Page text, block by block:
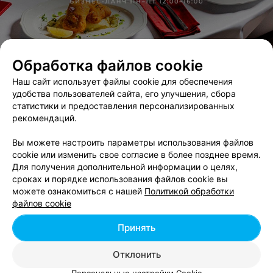
ЭФФЕКТИВНАЯ РЕКЛАМА НА САЙТЕ
ПЕКАРНЯ
Плюшки
Минск, ул. Скрыганова, 2
Добавить специалиста
Обработка файлов cookie
Наш сайт использует файлы cookie для обеспечения
удобства пользователей сайта, его улучшения, сбора
статистики и предоставления персонализированных
рекомендаций.
Вы можете настроить параметры использования файлов
cookie или изменить свое согласие в более позднее время.
Для получения дополнительной информации о целях,
сроках и порядке использования файлов cookie вы
можете ознакомиться с нашей Политикой обработки
файлов cookie
Отклонить
Принять